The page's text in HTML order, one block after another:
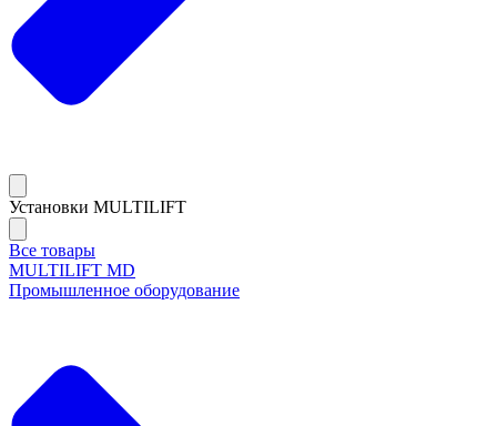
Установки MULTILIFT
Все товары
MULTILIFT MD
Промышленное оборудование